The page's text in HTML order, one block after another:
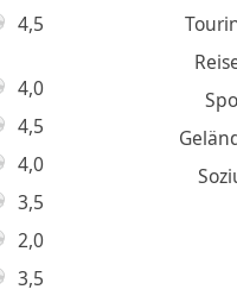
4,5
4,0
4,5
4,0
3,5
2,0
3,5